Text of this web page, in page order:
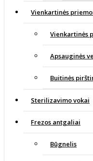
Vienkartinės
Vienkartinės
Apsauginės
Buitinės
Sterilizavimo vokai
Frezos antgaliai
Būgnelis